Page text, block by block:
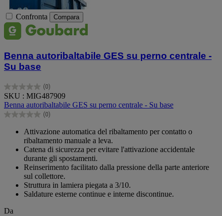
Confronta Compara
Benna autoribaltabile GES su perno centrale -
Su base
(0)
0.0
su
5
stelle.
SKU : MIG487909
Benna autoribaltabile GES su perno centrale - Su base
(0)
0.0
Attivazione automatica del ribaltamento per contatto o
ribaltamento manuale a leva.
Catena di sicurezza per evitare l'attivazione accidentale
durante gli spostamenti.
Reinserimento facilitato dalla pressione della parte anteriore
sul collettore.
Struttura in lamiera piegata a 3/10.
Saldature esterne continue e interne discontinue.
Da